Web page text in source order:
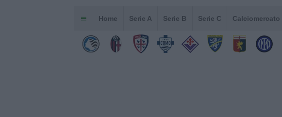
Home Serie A Serie B Serie C Calciomercato